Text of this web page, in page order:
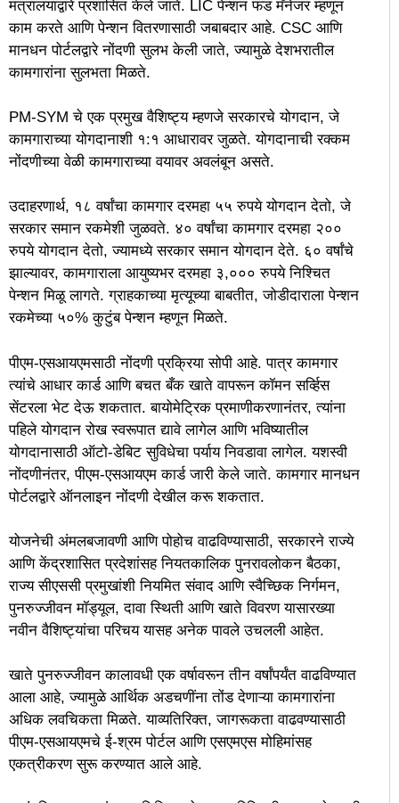
मंत्रालयाद्वारे प्रशासित केले जाते. LIC पेन्शन फंड मॅनेजर म्हणून
काम करते आणि पेन्शन वितरणासाठी जबाबदार आहे. CSC आणि
मानधन पोर्टलद्वारे नोंदणी सुलभ केली जाते, ज्यामुळे देशभरातील
कामगारांना सुलभता मिळते.
PM-SYM चे एक प्रमुख वैशिष्ट्य म्हणजे सरकारचे योगदान, जे
कामगाराच्या योगदानाशी १:१ आधारावर जुळते. योगदानाची रक्कम
नोंदणीच्या वेळी कामगाराच्या वयावर अवलंबून असते.
उदाहरणार्थ, १८ वर्षांचा कामगार दरमहा ५५ रुपये योगदान देतो, जे
सरकार समान रकमेशी जुळवते. ४० वर्षांचा कामगार दरमहा २००
रुपये योगदान देतो, ज्यामध्ये सरकार समान योगदान देते. ६० वर्षांचे
झाल्यावर, कामगाराला आयुष्यभर दरमहा ३,००० रुपये निश्चित
पेन्शन मिळू लागते. ग्राहकाच्या मृत्यूच्या बाबतीत, जोडीदाराला पेन्शन
रकमेच्या ५०% कुटुंब पेन्शन म्हणून मिळते.
पीएम-एसआयएमसाठी नोंदणी प्रक्रिया सोपी आहे. पात्र कामगार
त्यांचे आधार कार्ड आणि बचत बँक खाते वापरून कॉमन सर्व्हिस
सेंटरला भेट देऊ शकतात. बायोमेट्रिक प्रमाणीकरणानंतर, त्यांना
पहिले योगदान रोख स्वरूपात द्यावे लागेल आणि भविष्यातील
योगदानासाठी ऑटो-डेबिट सुविधेचा पर्याय निवडावा लागेल. यशस्वी
नोंदणीनंतर, पीएम-एसआयएम कार्ड जारी केले जाते. कामगार मानधन
पोर्टलद्वारे ऑनलाइन नोंदणी देखील करू शकतात.
योजनेची अंमलबजावणी आणि पोहोच वाढविण्यासाठी, सरकारने राज्ये
आणि केंद्रशासित प्रदेशांसह नियतकालिक पुनरावलोकन बैठका,
राज्य सीएससी प्रमुखांशी नियमित संवाद आणि स्वैच्छिक निर्गमन,
पुनरुज्जीवन मॉड्यूल, दावा स्थिती आणि खाते विवरण यासारख्या
नवीन वैशिष्ट्यांचा परिचय यासह अनेक पावले उचलली आहेत.
खाते पुनरुज्जीवन कालावधी एक वर्षावरून तीन वर्षांपर्यंत वाढविण्यात
आला आहे, ज्यामुळे आर्थिक अडचणींना तोंड देणाऱ्या कामगारांना
अधिक लवचिकता मिळते. याव्यतिरिक्त, जागरूकता वाढवण्यासाठी
पीएम-एसआयएमचे ई-श्रम पोर्टल आणि एसएमएस मोहिमांसह
एकत्रीकरण सुरू करण्यात आले आहे.